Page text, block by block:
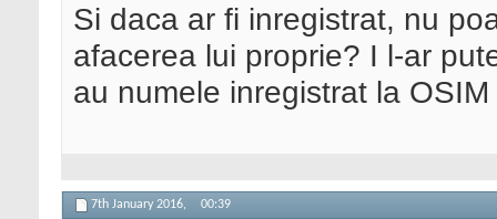
Si daca ar fi inregistrat, nu
afacerea lui proprie? I l-ar
au numele inregistrat la OSIM
7th January 2016, 00:39